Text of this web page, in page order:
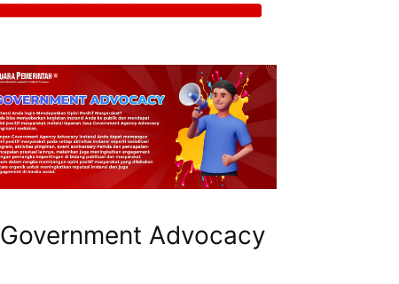
Government Advocacy